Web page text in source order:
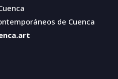
de Cuenca